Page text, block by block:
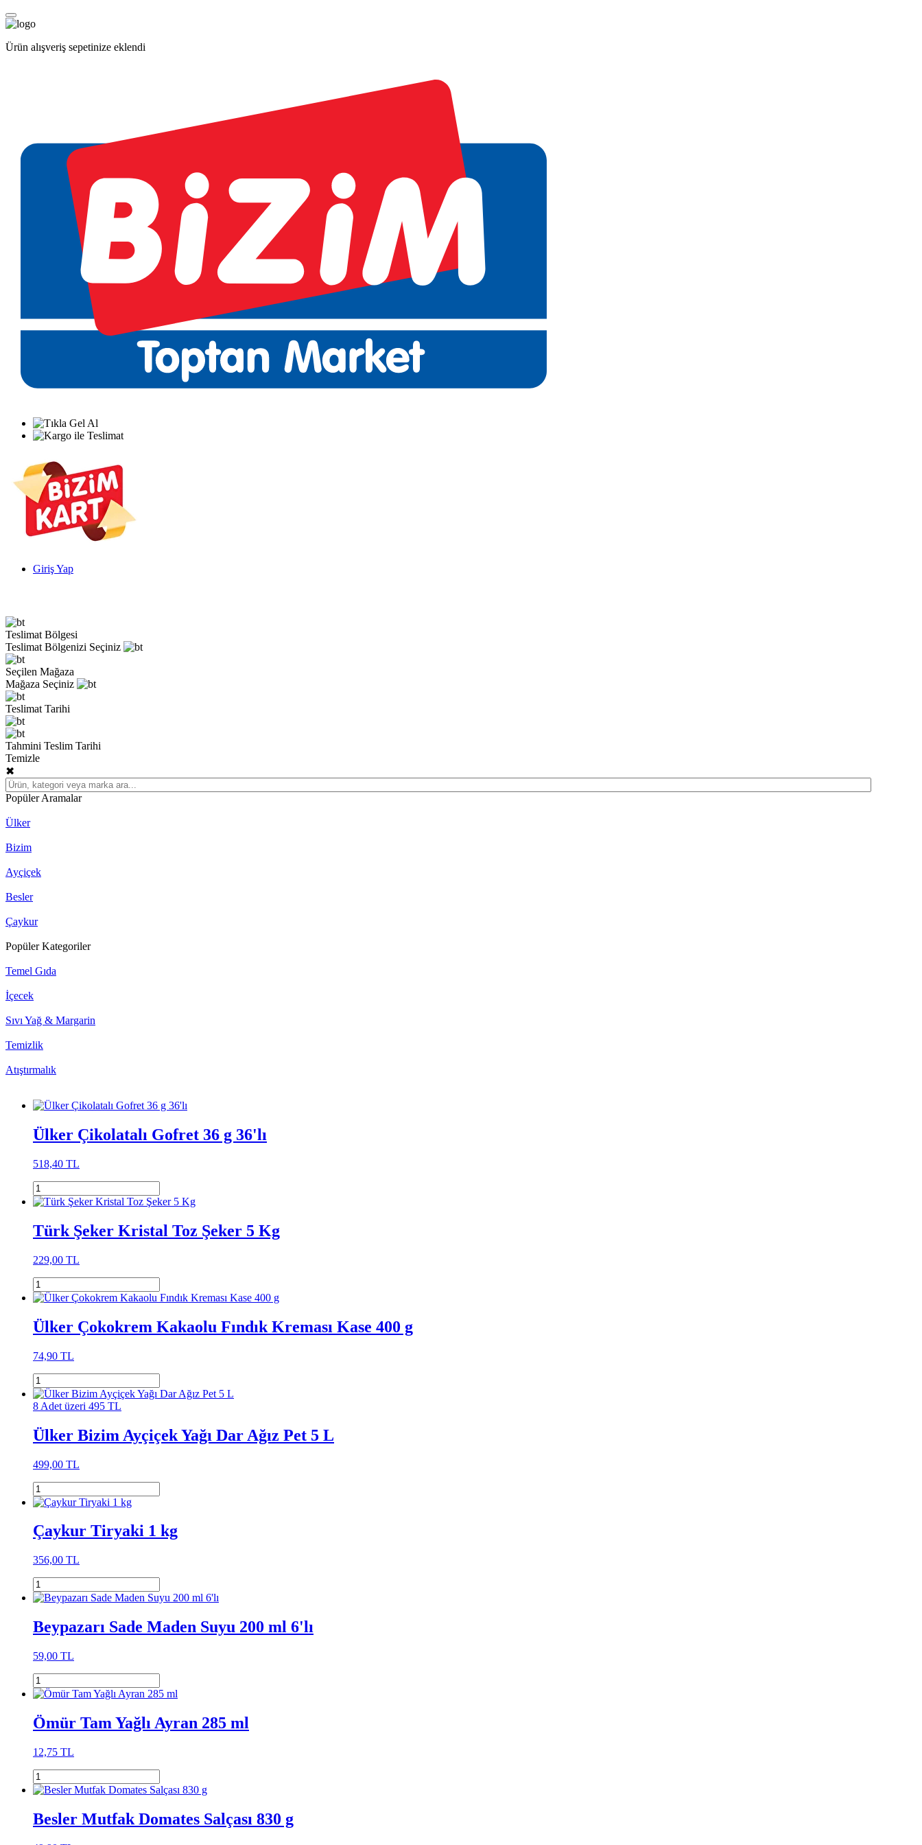
Ürün alışveriş sepetinize eklendi
Giriş Yap
Teslimat Bölgesi
Teslimat Bölgenizi Seçiniz
Seçilen Mağaza
Mağaza Seçiniz
Teslimat Tarihi
Tahmini Teslim Tarihi
Temizle
✖
Popüler Aramalar
Ülker
Bizim
Ayçiçek
Besler
Çaykur
Popüler Kategoriler
Temel Gıda
İçecek
Sıvı Yağ & Margarin
Temizlik
Atıştırmalık
Ülker Çikolatalı Gofret 36 g 36'lı
518,40 TL
Türk Şeker Kristal Toz Şeker 5 Kg
229,00 TL
Ülker Çokokrem Kakaolu Fındık Kreması Kase 400 g
74,90 TL
8 Adet üzeri 495 TL
Ülker Bizim Ayçiçek Yağı Dar Ağız Pet 5 L
499,00 TL
Çaykur Tiryaki 1 kg
356,00 TL
Beypazarı Sade Maden Suyu 200 ml 6'lı
59,00 TL
Ömür Tam Yağlı Ayran 285 ml
12,75 TL
Besler Mutfak Domates Salçası 830 g